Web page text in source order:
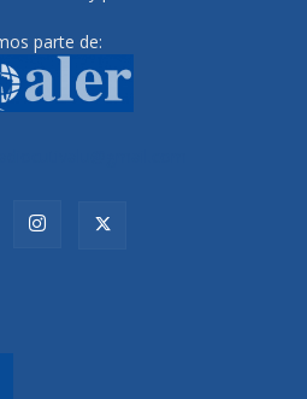
parte de: